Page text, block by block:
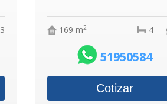
3 169 m2 4
51950584
Cotizar